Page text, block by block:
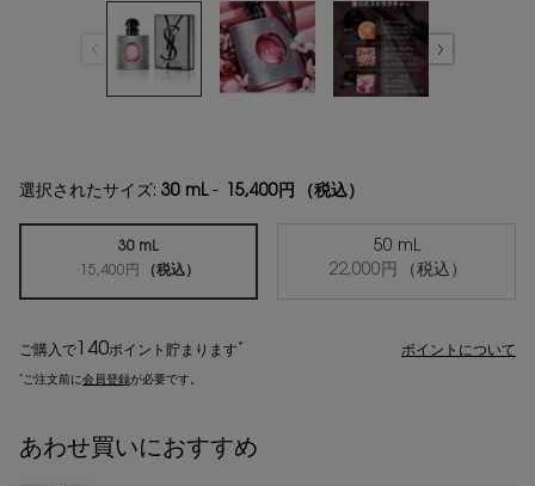
選択されたサイズ: 30 mL- 15,400円 （税込）
選択済み
30 mL
15,400円
（税込）
, 1/2 選択済み
50 mL
22,000円
（税込）
, 2/2
ご購入で 140ポイント 貯まります * ポイントについて
*ご注文前に会員登録が必要です。
あわせ買いにおすすめ